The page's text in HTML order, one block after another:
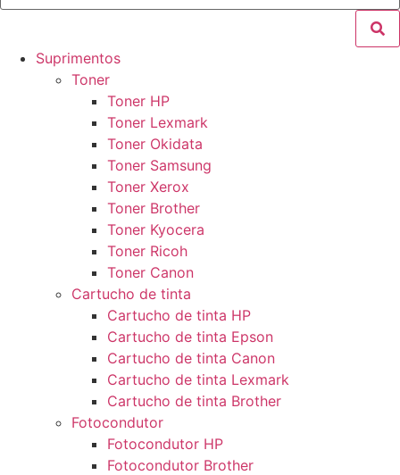
Suprimentos
Toner
Toner HP
Toner Lexmark
Toner Okidata
Toner Samsung
Toner Xerox
Toner Brother
Toner Kyocera
Toner Ricoh
Toner Canon
Cartucho de tinta
Cartucho de tinta HP
Cartucho de tinta Epson
Cartucho de tinta Canon
Cartucho de tinta Lexmark
Cartucho de tinta Brother
Fotocondutor
Fotocondutor HP
Fotocondutor Brother